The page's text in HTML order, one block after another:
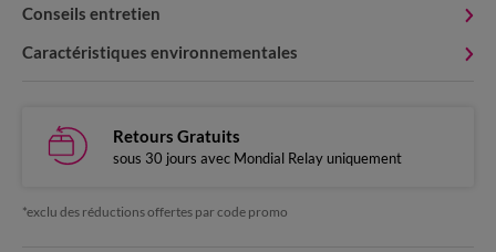
Conseils entretien
Caractéristiques environnementales
Retours Gratuits
sous 30 jours avec Mondial Relay uniquement
*exclu des réductions offertes par code promo